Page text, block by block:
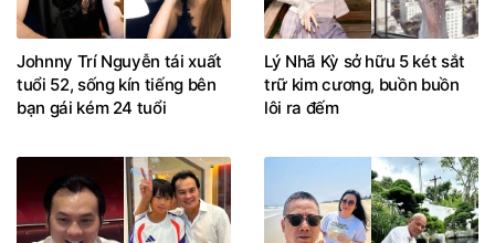
Johnny Trí Nguyễn tái xuất
tuổi 52, sống kín tiếng bên
bạn gái kém 24 tuổi
Lý Nhã Kỳ sở hữu 5 két sắt
trữ kim cương, buồn buồn
lôi ra đếm